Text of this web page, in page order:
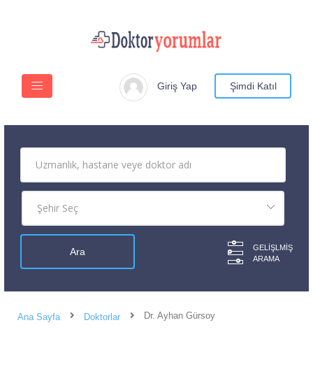
Giriş Yap Şimdi Katıl
GELIŞLMIŞ
ARAMA
Ana Sayfa Doktorlar Dr. Ayhan Gürsoy